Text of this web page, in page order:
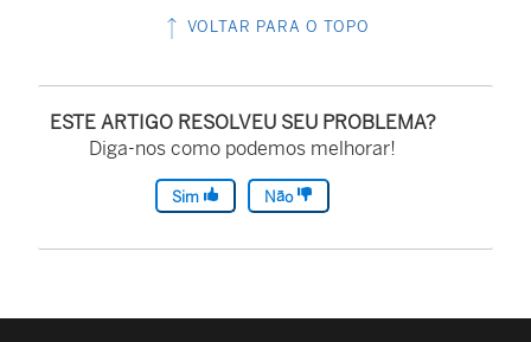
VOLTAR PARA O TOPO
ESTE ARTIGO RESOLVEU SEU PROBLEMA?
Diga-nos como podemos melhorar!
Sim Não